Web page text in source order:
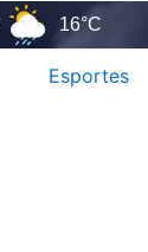
16°C
Esportes